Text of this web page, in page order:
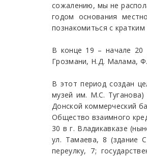
сожалению, мы не
годом основания
познакомиться с
В конце 19 – начале 20
Грозмани, Н.Д. Малама,
В этот период создан
музей им. М.С.
Донской коммерческий
Общество взаимного
30 в г. Владикавказе
ул. Тамаева, 8 (здание
переулку, 7;